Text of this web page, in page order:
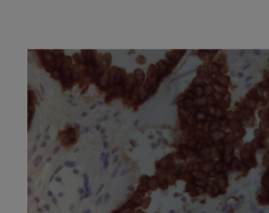
Media